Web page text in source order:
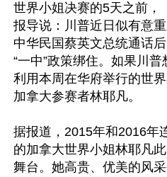
世界小姐决赛的5天之前，
报导说：川普近日似有意
中华民国蔡英文总统通话
“一中”政策绑住。如果川
利用本周在华府举行的世
加拿大参赛者林耶凡。
据报道，2015年和2016年
的加拿大世界小姐林耶凡
舞台。她高贵、优美的风